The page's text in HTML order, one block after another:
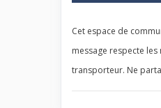
Cet espace de
message respecte
transporteur. Ne